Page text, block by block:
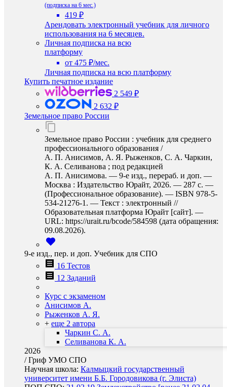
(подписка на 6 мес.)
419 ₽
Арендовать электронный учебник для личного
использования на 6 месяцев.
Личная подписка на всю
платформу
от 475 ₽/мес.
Личная подписка на всю платформу
Купить печатное издание
2 549 ₽
2 632 ₽
Земельное право России
Земельное право России : учебник для среднего
профессионального образования /
А. П. Анисимов, А. Я. Рыженков, С. А. Чаркин,
К. А. Селиванова ; под редакцией
А. П. Анисимова. — 9-е изд., перераб. и доп. —
Москва : Издательство Юрайт, 2026. — 287 с. —
(Профессиональное образование). — ISBN 978-5-
534-21276-1. — Текст : электронный //
Образовательная платформа Юрайт [сайт]. —
URL: https://urait.ru/bcode/584598 (дата обращения:
09.08.2026).
9-е изд., пер. и доп. Учебник для СПО
16 Тестов
12 Заданий
Курс с экзаменом
Анисимов А.
Рыженков А. Я.
+ еще 2 автора
Чаркин С. А.
Селиванова К. А.
2026
/Гриф УМО СПО
Научная школа: Калмыцкий государственный
университет имени Б.Б. Городовикова (г. Элиста)